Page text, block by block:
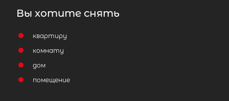
Вы хотите снять
квартиру
комнату
дом
помещение